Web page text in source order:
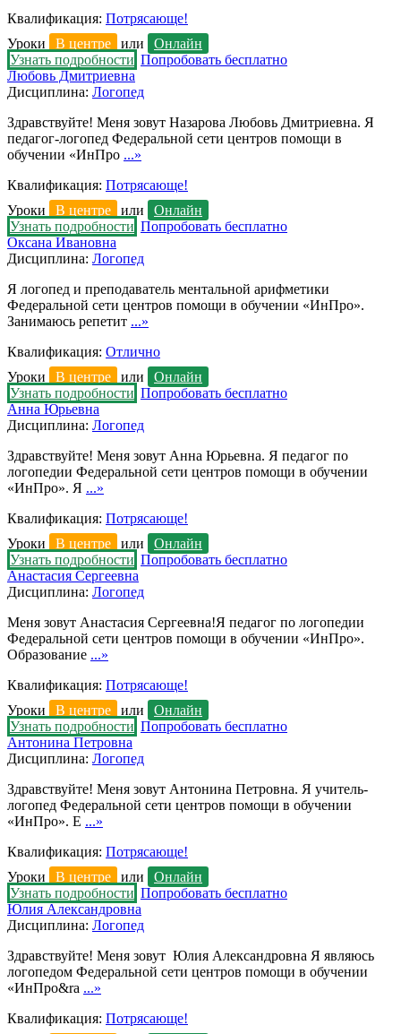
Квалификация: Потрясающе!
Уроки
В центре или
Онлайн
Узнать подробности Попробовать бесплатно
Любовь Дмитриевна
Дисциплина: Логопед
Здравствуйте! Меня зовут Назарова Любовь Дмитриевна. Я
педагог-логопед Федеральной сети центров помощи в
обучении «ИнПро ...»
Квалификация: Потрясающе!
Уроки
В центре или
Онлайн
Узнать подробности Попробовать бесплатно
Оксана Ивановна
Дисциплина: Логопед
Я логопед и преподаватель ментальной арифметики
Федеральной сети центров помощи в обучении «ИнПро».
Занимаюсь репетит ...»
Квалификация: Отлично
Уроки
В центре или
Онлайн
Узнать подробности Попробовать бесплатно
Анна Юрьевна
Дисциплина: Логопед
Здравствуйте! Меня зовут Анна Юрьевна. Я педагог по
логопедии Федеральной сети центров помощи в обучении
«ИнПро». Я ...»
Квалификация: Потрясающе!
Уроки
В центре или
Онлайн
Узнать подробности Попробовать бесплатно
Анастасия Сергеевна
Дисциплина: Логопед
Меня зовут Анастасия Сергеевна!Я педагог по логопедии
Федеральной сети центров помощи в обучении «ИнПро».
Образование ...»
Квалификация: Потрясающе!
Уроки
В центре или
Онлайн
Узнать подробности Попробовать бесплатно
Антонина Петровна
Дисциплина: Логопед
Здравствуйте! Меня зовут Антонина Петровна. Я учитель-
логопед Федеральной сети центров помощи в обучении
«ИнПро». Е ...»
Квалификация: Потрясающе!
Уроки
В центре или
Онлайн
Узнать подробности Попробовать бесплатно
Юлия Александровна
Дисциплина: Логопед
Здравствуйте! Меня зовут Юлия Александровна Я являюсь
логопедом Федеральной сети центров помощи в обучении
«ИнПро&ra ...»
Квалификация: Потрясающе!